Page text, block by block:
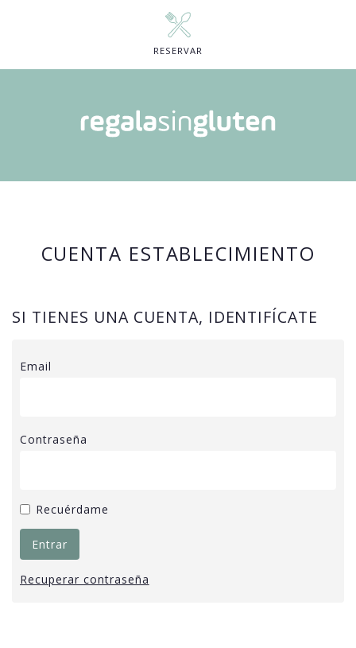
RESERVAR
CUENTA ESTABLECIMIENTO
SI TIENES UNA CUENTA, IDENTIFÍCATE
Email
Contraseña
Recuérdame
Recuperar contraseña